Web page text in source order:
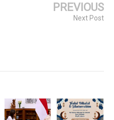
PREVIOUS
Next Post